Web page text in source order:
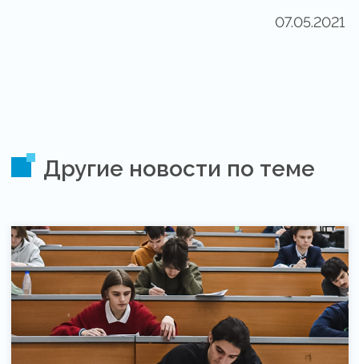
07.05.2021
Другие новости по теме